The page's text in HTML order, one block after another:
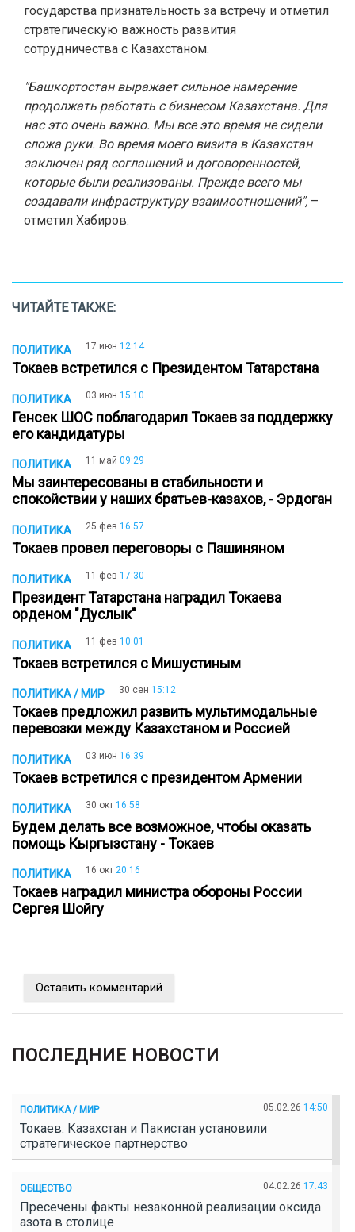
государства признательность за встречу и отметил
стратегическую важность развития
сотрудничества с Казахстаном.
"Башкортостан выражает сильное намерение
продолжать работать с бизнесом Казахстана. Для
нас это очень важно. Мы все это время не сидели
сложа руки. Во время моего визита в Казахстан
заключен ряд соглашений и договоренностей,
которые были реализованы. Прежде всего мы
создавали инфраструктуру взаимоотношений", –
отметил Хабиров.
ЧИТАЙТЕ ТАКЖЕ:
ПОЛИТИКА 17 июн 12:14
Токаев встретился с Президентом Татарстана
ПОЛИТИКА 03 июн 15:10
Генсек ШОС поблагодарил Токаев за поддержку
его кандидатуры
ПОЛИТИКА 11 май 09:29
Мы заинтересованы в стабильности и
спокойствии у наших братьев-казахов, - Эрдоган
ПОЛИТИКА 25 фев 16:57
Токаев провел переговоры с Пашиняном
ПОЛИТИКА 11 фев 17:30
Президент Татарстана наградил Токаева
орденом "Дуслык"
ПОЛИТИКА 11 фев 10:01
Токаев встретился с Мишустиным
ПОЛИТИКА / МИР 30 сен 15:12
Токаев предложил развить мультимодальные
перевозки между Казахстаном и Россией
ПОЛИТИКА 03 июн 16:39
Токаев встретился с президентом Армении
ПОЛИТИКА 30 окт 16:58
Будем делать все возможное, чтобы оказать
помощь Кыргызстану - Токаев
ПОЛИТИКА 16 окт 20:16
Токаев наградил министра обороны России
Сергея Шойгу
Оставить комментарий
ПОСЛЕДНИЕ НОВОСТИ
ПОЛИТИКА / МИР 05.02.26 14:50
Токаев: Казахстан и Пакистан установили
стратегическое партнерство
ОБЩЕСТВО 04.02.26 17:43
Пресечены факты незаконной реализации оксида
азота в столице